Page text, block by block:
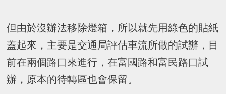
但由於沒辦法移除燈箱，所以就先用綠色的貼紙
蓋起來，主要是交通局評估車流所做的試辦，目
前在兩個路口來進行，在富國路和富民路口試
辦，原本的待轉區也會保留。